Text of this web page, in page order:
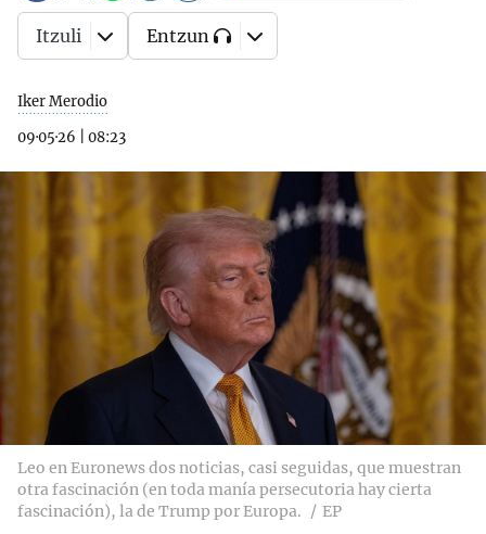
Iker Merodio
09·05·26
08:23
Itzuli Entzun
Leo en Euronews dos noticias, casi seguidas, que muestran
otra fascinación (en toda manía persecutoria hay cierta
fascinación), la de Trump por Europa.
EP